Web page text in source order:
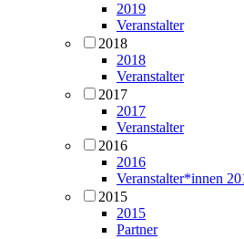
2019
Veranstalter
2018
2018
Veranstalter
2017
2017
Veranstalter
2016
2016
Veranstalter*innen
2015
2015
Partner